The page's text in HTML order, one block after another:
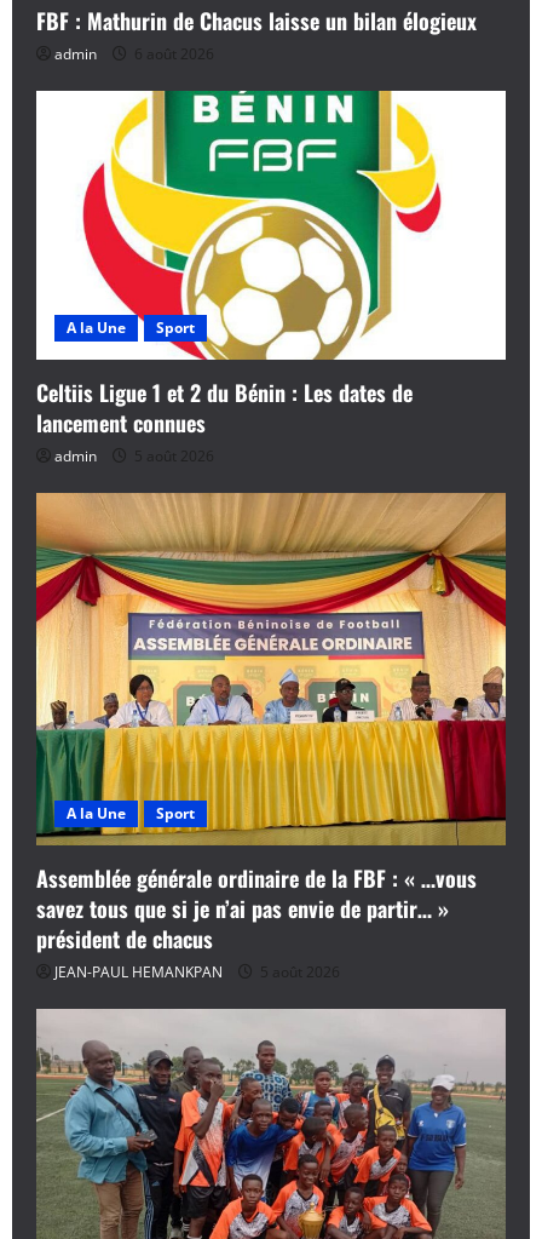
FBF : Mathurin de Chacus laisse un bilan élogieux
admin 6 août 2026
A la Une Sport
Celtiis Ligue 1 et 2 du Bénin : Les dates de
lancement connues
admin 5 août 2026
A la Une Sport
Assemblée générale ordinaire de la FBF : « …vous
savez tous que si je n’ai pas envie de partir… »
président de chacus
JEAN-PAUL HEMANKPAN 5 août 2026